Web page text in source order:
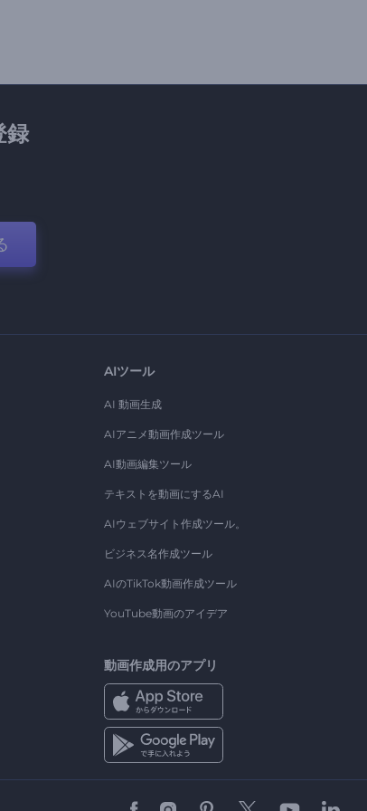
録
AIツール
AI 動画生成
AIアニメ動画作成ツール
AI動画編集ツール
テキストを動画にするAI
AIウェブサイト作成ツール。
ビジネス名作成ツール
AIのTikTok動画作成ツール
YouTube動画のアイデア
動画作成用のアプリ